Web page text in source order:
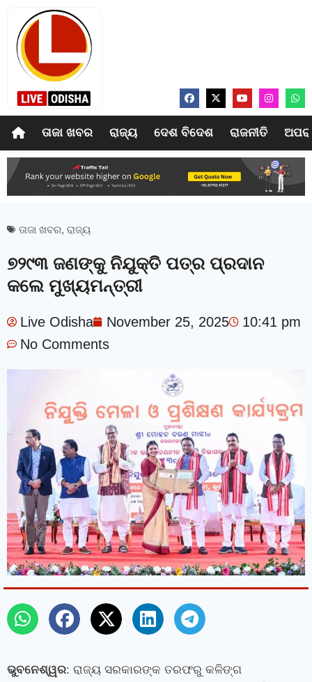
ତାଜା ଖବର ରାଜ୍ୟ ଦେଶ ବିଦେଶ ରାଜନୀତି
ତାଜା ଖବର, ରାଜ୍ୟ
୭୨୯୩ ଜଣଙ୍କୁ ନିଯୁକ୍ତି ପତ୍ର ପ୍ରଦାନ
କଲେ ମୁଖ୍ୟମନ୍ତ୍ରୀ
Live Odisha November 25, 2025
10:41 pm
No Comments
ଭୁବନେଶ୍ୱର: ରାଜ୍ୟ ସରକାରଙ୍କ ତରଫରୁ କଳିଙ୍ଗ